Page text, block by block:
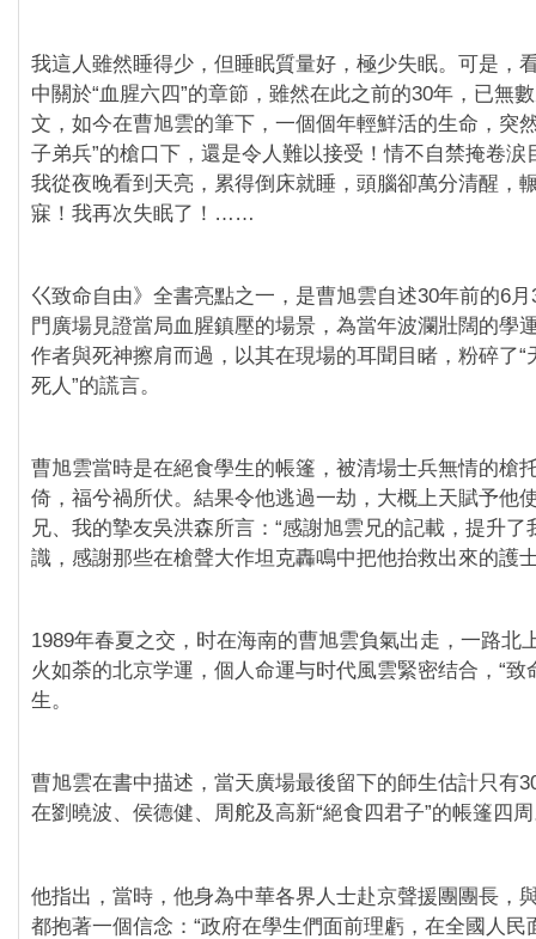
我這人雖然睡得少，但睡眠質量好，極少失眠。可是，
中關於“血腥六四”的章節，雖然在此之前的30年，已無
文，如今在曹旭雲的筆下，一個個年輕鮮活的生命，突
子弟兵”的槍口下，還是令人難以接受！情不自禁掩卷涙
我從夜晚看到天亮，累得倒床就睡，頭腦卻萬分清醒，
寐！我再次失眠了！……
巜致命自由》全書亮點之一，是‪曹旭雲自述‪30年前的6
門廣場見證當局血腥鎮壓的場景，為當年波瀾壯闊的學
作者與死神擦肩而過，以其在現場的耳聞目睹，粉碎了“
死人”的謊言。
曹旭雲當時是在絕食學生的帳篷，被清場士兵無情的槍
倚，福兮禍所伏。結果令他逃過一劫，大概上天賦予他
兄、我的摯友吳洪森所言：“感謝旭雲兄的記載，提升了
識，感謝那些在槍聲大作坦克轟鳴中把他抬救出來的護
1989年春夏之交，时在海南的曹旭雲負氣出走，一路北
火如荼的北京学運，個人命運与时代風雲緊密结合，“致
生。
曹旭雲在書中描述，當天廣場最後留下的師生估計只有
在劉曉波、侯德健、周舵及高新“絕食四君子”的帳篷四
他指出，當時，他身為中華各界人士赴京聲援團團長，‪
都抱著一個信念：“政府在學生們面前理虧，在全國人民